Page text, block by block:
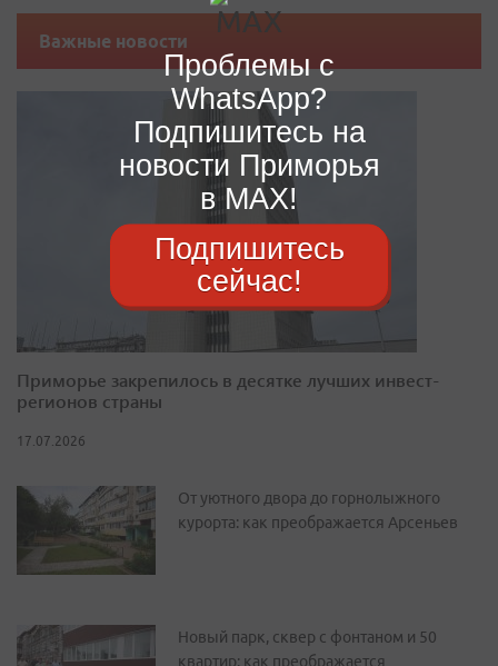
Важные новости
Приморье закрепилось в десятке лучших инвест-
регионов страны
17.07.2026
От уютного двора до горнолыжного
курорта: как преображается Арсеньев
Новый парк, сквер с фонтаном и 50
квартир: как преображается
Проблемы с
WhatsApp?
Подпишитесь на
новости Приморья
в MAX!
Подпишитесь
сейчас!